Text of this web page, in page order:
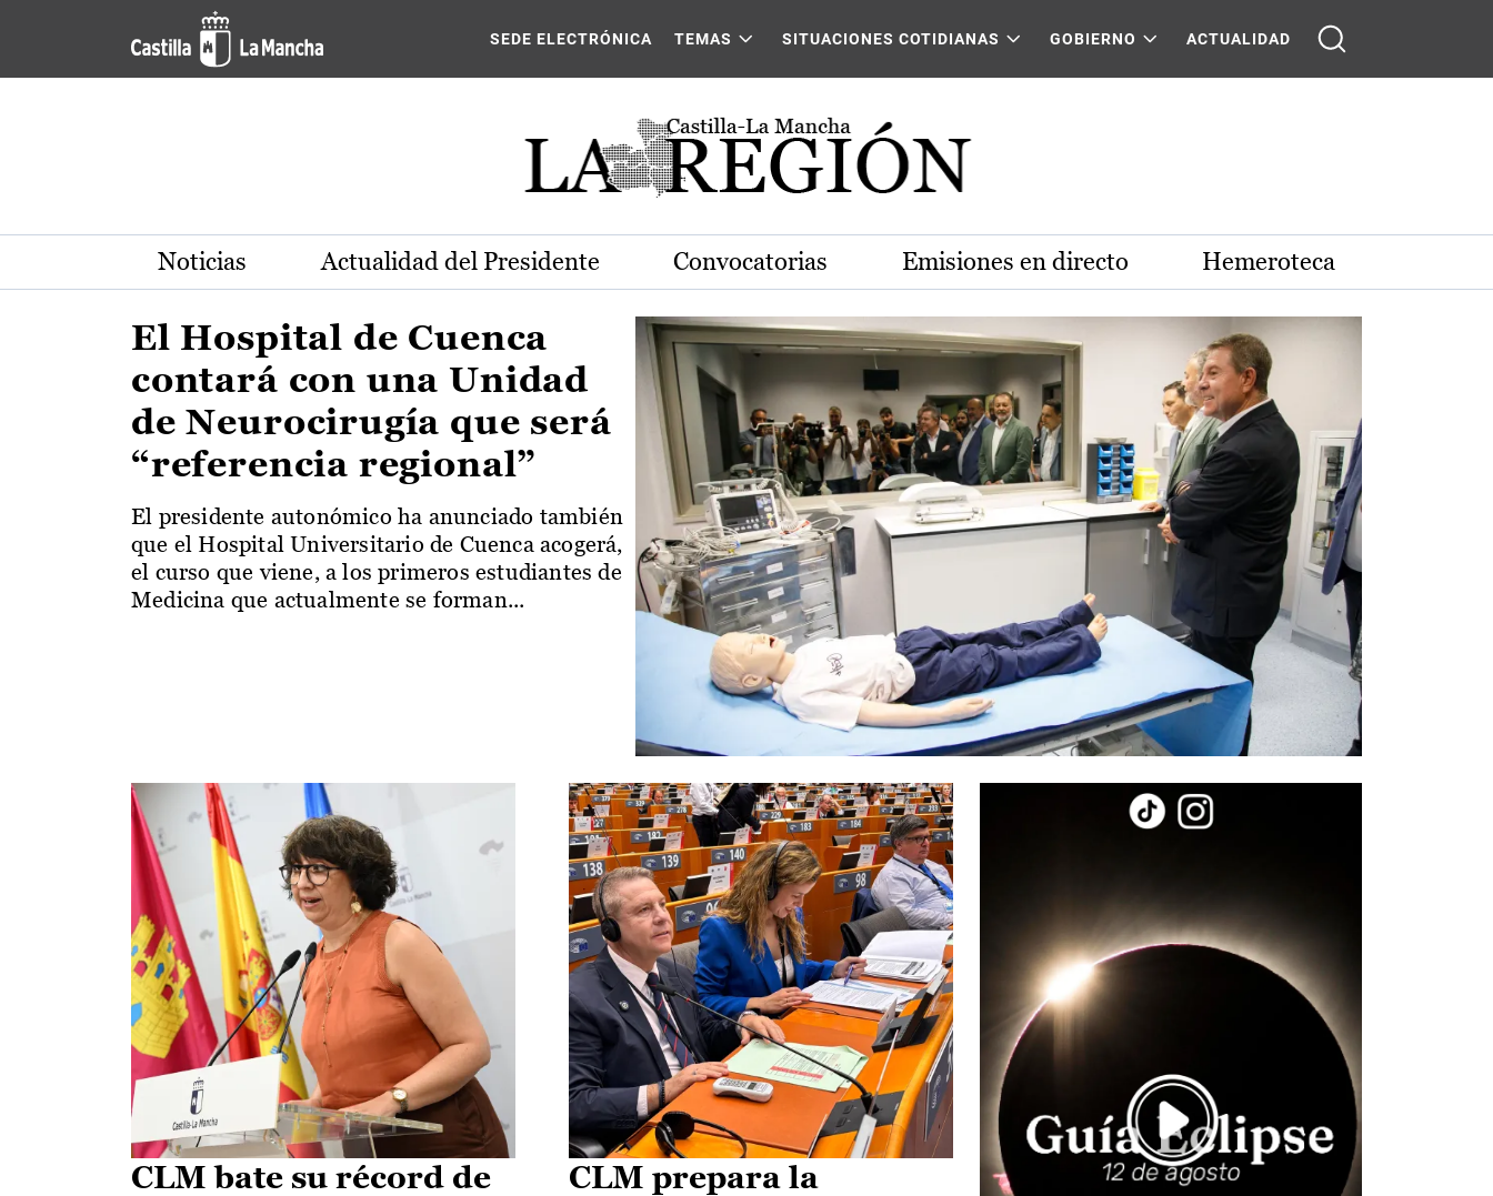
Pasar al contenido principal
Actualidad de la región de Castilla-La Mancha
SEDE ELECTRÓNICA TEMAS SITUACIONES COTIDIANAS GOBIERNO ACTUALIDAD
Noticias Actualidad del Presidente Convocatorias Emisiones en directo Hemeroteca
El Hospital de Cuenca
contará con una Unidad
de Neurocirugía que será
“referencia regional”
El presidente autonómico ha anunciado también
que el Hospital Universitario de Cuenca acogerá,
el curso que viene, a los primeros estudiantes de
Medicina que actualmente se forman...
CLM bate su récord de
CLM prepara la